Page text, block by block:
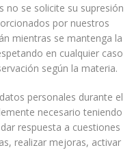
no se solicite su supresión
por nuestros
mientras se mantenga la
en cualquier caso
según la materia.
personales durante el
necesario teniendo
respuesta a cuestiones
realizar mejoras, activar